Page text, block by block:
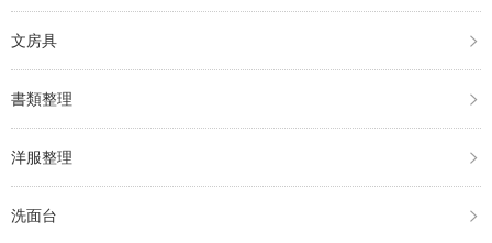
文房具
書類整理
洋服整理
洗面台